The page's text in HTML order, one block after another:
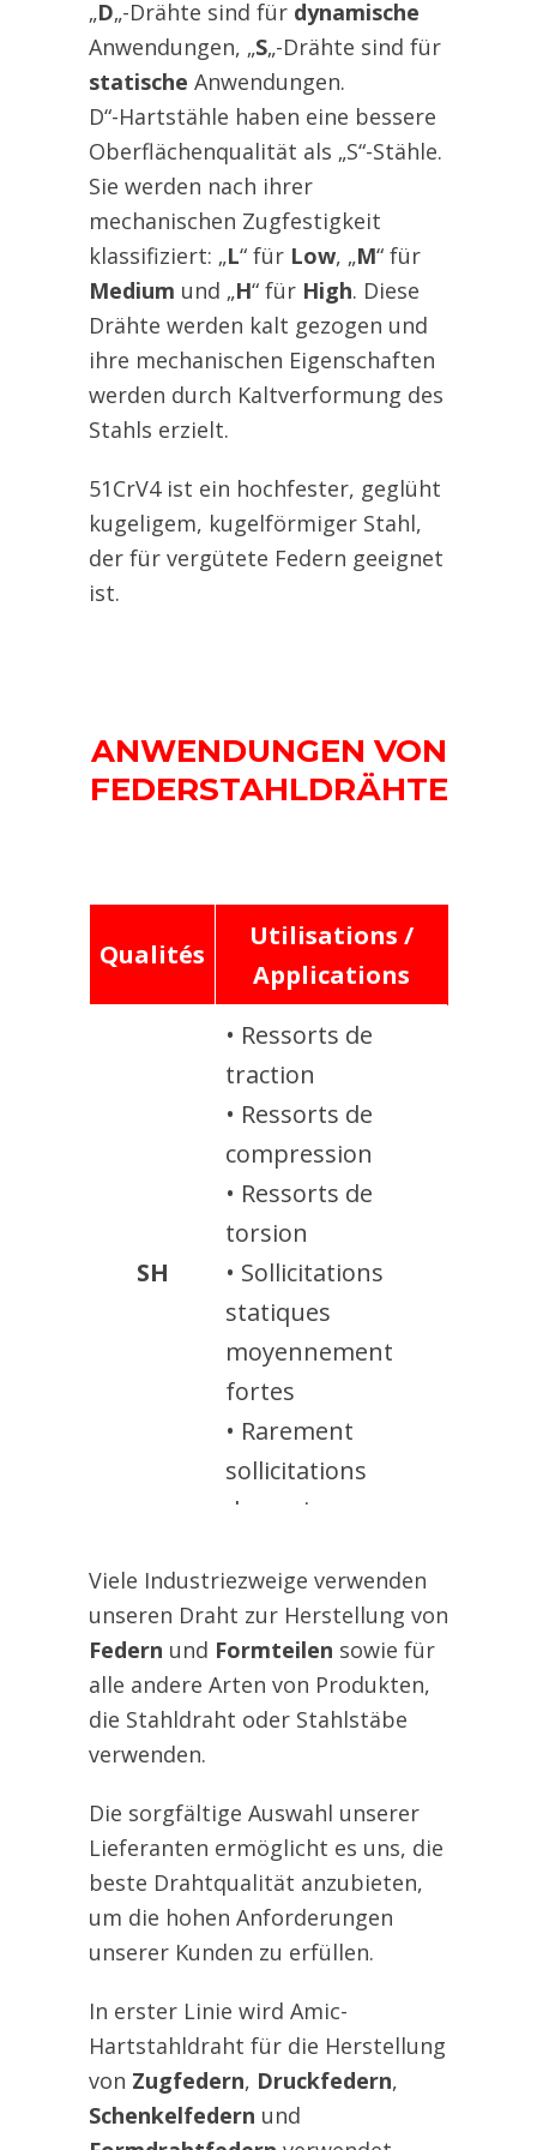
„D„-Drähte sind für dynamische
Anwendungen, „S„-Drähte sind für
statische Anwendungen.
D“-Hartstähle haben eine bessere
Oberflächenqualität als „S“-Stähle.
Sie werden nach ihrer
mechanischen Zugfestigkeit
klassifiziert: „L“ für Low, „M“ für
Medium und „H“ für High. Diese
Drähte werden kalt gezogen und
ihre mechanischen Eigenschaften
werden durch Kaltverformung des
Stahls erzielt.
51CrV4 ist ein hochfester, geglüht
kugeligem, kugelförmiger Stahl,
der für vergütete Federn geeignet
ist.
ANWENDUNGEN VON
FEDERSTAHLDRÄHTE
Qualités
Utilisations /
Applications
SH
• Ressorts de
traction
• Ressorts de
compression
• Ressorts de
torsion
• Sollicitations
statiques
moyennement
fortes
• Rarement
sollicitations
dynamiques
SM
• Ressorts de
traction
• Ressorts de
compression
• Ressorts de
• Sollicitations
statiques faibles
SL
• Ressorts de
traction
compression
• Ressorts de
torsion
Viele Industriezweige verwenden
unseren Draht zur Herstellung von
Federn und Formteilen sowie für
alle andere Arten von Produkten,
die Stahldraht oder Stahlstäbe
verwenden.
Die sorgfältige Auswahl unserer
Lieferanten ermöglicht es uns, die
beste Drahtqualität anzubieten,
um die hohen Anforderungen
unserer Kunden zu erfüllen.
In erster Linie wird Amic-
Hartstahldraht für die Herstellung
von Zugfedern, Druckfedern,
Schenkelfedern und